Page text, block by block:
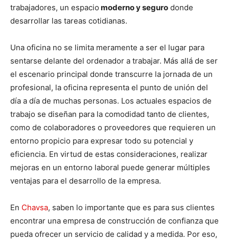
trabajadores, un espacio moderno y seguro donde
desarrollar las tareas cotidianas.
Una oficina no se limita meramente a ser el lugar para
sentarse delante del ordenador a trabajar. Más allá de ser
el escenario principal donde transcurre la jornada de un
profesional, la oficina representa el punto de unión del
día a día de muchas personas. Los actuales espacios de
trabajo se diseñan para la comodidad tanto de clientes,
como de colaboradores o proveedores que requieren un
entorno propicio para expresar todo su potencial y
eficiencia. En virtud de estas consideraciones, realizar
mejoras en un entorno laboral puede generar múltiples
ventajas para el desarrollo de la empresa.
En Chavsa, saben lo importante que es para sus clientes
encontrar una empresa de construcción de confianza que
pueda ofrecer un servicio de calidad y a medida. Por eso,